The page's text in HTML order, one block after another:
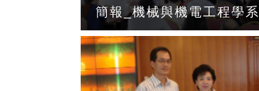
簡報_機械與機電工程學系